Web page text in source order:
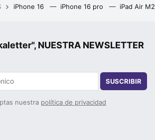
iPhone 16 iPhone 16 pro iPad Air
NUESTRA NEWSLETTER
SUSCRIBIR
nuestra política de privacidad